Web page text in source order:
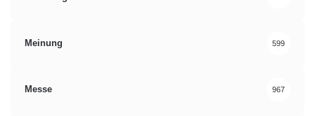
Meinung 599
Messe 967